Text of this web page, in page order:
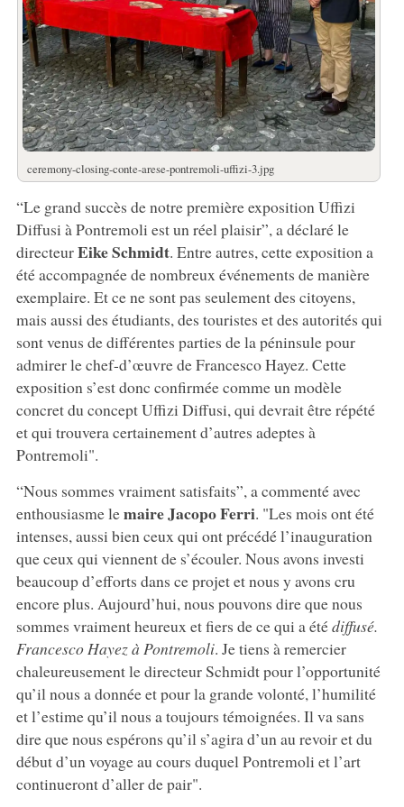
ceremony-closing-conte-arese-pontremoli-uffizi-3.jpg
“Le grand succès de notre première exposition Uffizi
Diffusi à Pontremoli est un réel plaisir”, a déclaré le
directeurEike Schmidt. Entre autres, cette exposition a
été accompagnée de nombreux événements de manière
exemplaire. Et ce ne sont pas seulement des citoyens,
mais aussi des étudiants, des touristes et des autorités qui
sont venus de différentes parties de la péninsule pour
admirer le chef-d’œuvre de Francesco Hayez. Cette
exposition s’est donc confirmée comme un modèle
concret du concept Uffizi Diffusi, qui devrait être répété
et qui trouvera certainement d’autres adeptes à
Pontremoli".
“Nous sommes vraiment satisfaits”, a commenté avec
enthousiasme lemaire Jacopo Ferri. "Les mois ont été
intenses, aussi bien ceux qui ont précédé l’inauguration
que ceux qui viennent de s’écouler. Nous avons investi
beaucoup d’efforts dans ce projet et nous y avons cru
encore plus. Aujourd’hui, nous pouvons dire que nous
sommes vraiment heureux et fiers de ce qui a étédiffusé.
Francesco Hayez à Pontremoli. Je tiens à remercier
chaleureusement le directeur Schmidt pour l’opportunité
qu’il nous a donnée et pour la grande volonté, l’humilité
et l’estime qu’il nous a toujours témoignées. Il va sans
dire que nous espérons qu’il s’agira d’un au revoir et du
début d’un voyage au cours duquel Pontremoli et l’art
continueront d’aller de pair".